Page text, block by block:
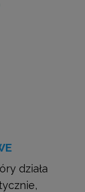
działa